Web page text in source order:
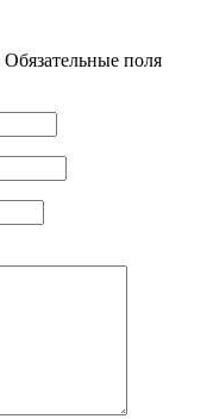
Обязательные поля